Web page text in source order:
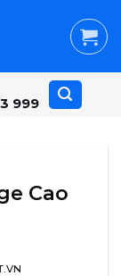
999
Cao